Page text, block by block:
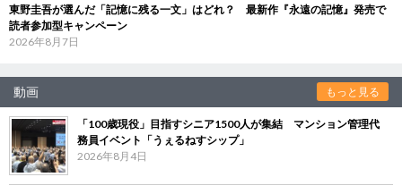
東野圭吾が選んだ「記憶に残る一文」はどれ？ 最新作『永遠の記憶』発売で
読者参加型キャンペーン
2026年8月7日
動画 もっと見る
「100歳現役」目指すシニア1500人が集結 マンション管理代
務員イベント「うぇるねすシップ」
2026年8月4日